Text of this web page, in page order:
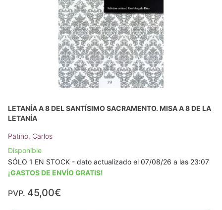
LETANÍA A 8 DEL SANTÍSIMO SACRAMENTO. MISA A 8 DE LA
LETANÍA
Patiño, Carlos
Disponible
SÓLO 1 EN STOCK - dato actualizado el 07/08/26 a las 23:07
¡GASTOS DE ENVÍO GRATIS!
PVP. 45,00€